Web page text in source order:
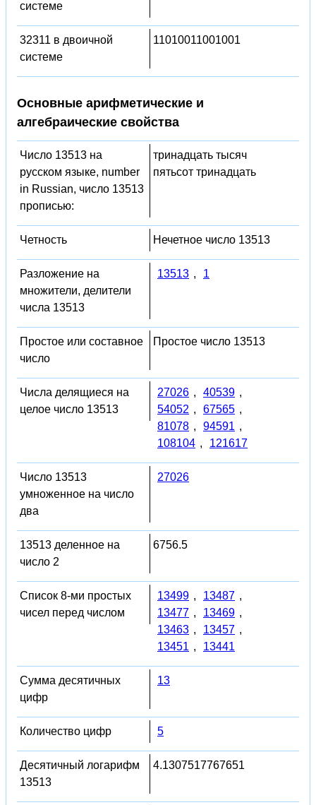
системе
32311 в двоичной
системе
11010011001001
Основные арифметические и
алгебраические свойства
Число 13513 на
русском языке, number
in Russian, число 13513
прописью:
тринадцать тысяч
пятьсот тринадцать
Четность Нечетное число 13513
Разложение на
множители, делители
числа 13513
13513 , 1
Простое или составное
число
Простое число 13513
Числа делящиеся на
целое число 13513
27026 , 40539 ,
54052 , 67565 ,
81078 , 94591 ,
108104 , 121617
Число 13513
умноженное на число
два
27026
13513 деленное на
число 2
6756.5
Список 8-ми простых
чисел перед числом
13499 , 13487 ,
13477 , 13469 ,
13463 , 13457 ,
13451 , 13441
Сумма десятичных
цифр
13
Количество цифр 5
Десятичный логарифм
13513
4.1307517767651